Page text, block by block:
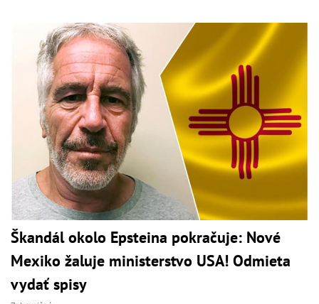
Škandál okolo Epsteina pokračuje: Nové
Mexiko žaluje ministerstvo USA! Odmieta
vydať spisy